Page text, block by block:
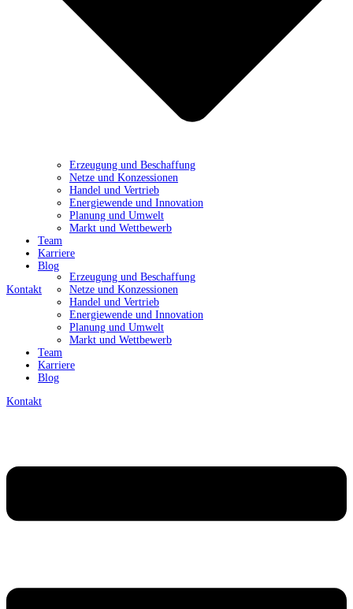
Erzeugung und Beschaffung
Netze und Konzessionen
Handel und Vertrieb
Energiewende und Innovation
Planung und Umwelt
Markt und Wettbewerb
Team
Karriere
Blog
Kontakt
Erzeugung und Beschaffung
Netze und Konzessionen
Handel und Vertrieb
Energiewende und Innovation
Planung und Umwelt
Markt und Wettbewerb
Team
Karriere
Blog
Kontakt